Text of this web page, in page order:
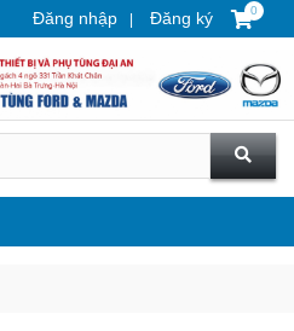
Đăng nhập Đăng ký 0